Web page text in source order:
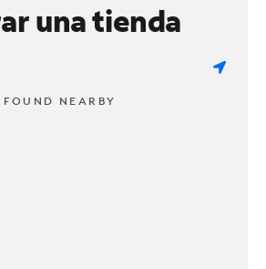
una tienda
NEARBY